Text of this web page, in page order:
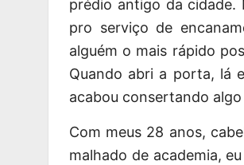
prédio antigo da
pro serviço de
alguém o mais rápido
Quando abri a porta, lá
acabou consertando
Com meus 28 anos,
malhado de academia,